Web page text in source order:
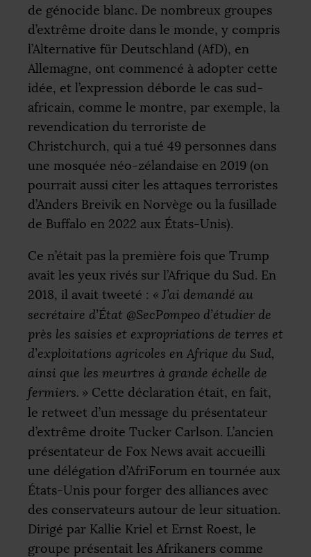
de génocide blanc. De nombreux groupes
d’extrême droite dans le monde, y compris
l’Alternative für Deutschland (AfD), en
Allemagne, ont commencé à adopter cette
idée, et l’expression déborde le cas sud-
africain, comme le montre, par exemple, la
revendication du terroriste de
Christchurch, qui a tué 49 personnes dans
une mosquée néo-zélandaise en 2019 (on
pourrait aussi citer les attaques terroristes
d’Anders Breivik en Norvège ou la fusillade
de Buffalo en 2022 aux États-Unis).
Ce n’était pas la première fois que Trump
avait les yeux rivés sur l’Afrique du Sud. En
2018, il avait tweeté : « J’ai demandé au
secrétaire d’État @SecPompeo d’étudier de
près les saisies et expropriations de terres et
d’exploitations agricoles en Afrique du Sud,
ainsi que les meurtres à grande échelle de
fermiers. » Cette déclaration était, en fait,
le retweet d’un message du présentateur
d’extrême droite Tucker Carlson. L’ancien
présentateur de Fox News avait accueilli
une délégation d’AfriForum en tournée aux
États-Unis pour forger des alliances avec
des conservateurs autour de leur situation.
Dirigé par Kallie Kriel et Ernst Roest, le
groupe présentait les Afrikaners comme